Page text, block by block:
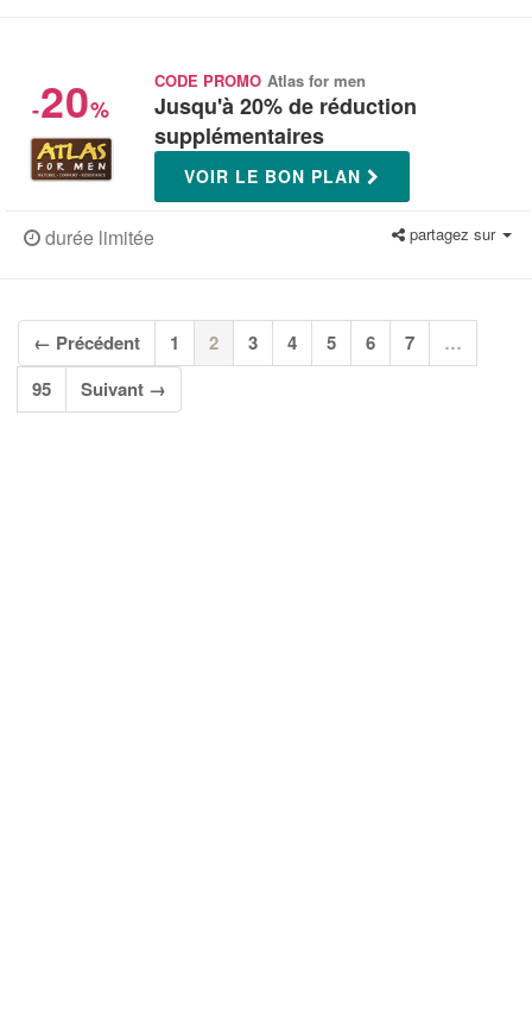
-20%
CODE PROMO Atlas for men
Jusqu'à 20% de réduction
supplémentaires
VOIR LE BON PLAN
durée limitée partagez sur
← Précédent 1 2(current)
3 4 5 6 7
…
95
Suivant →